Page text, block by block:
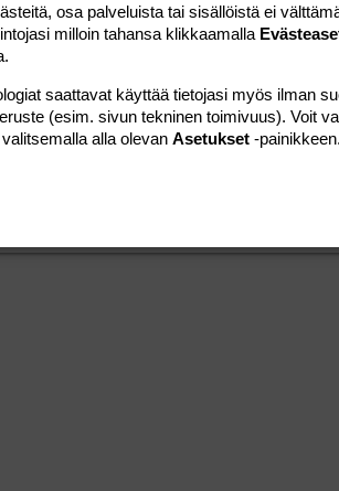
lista
lista
sisennystä
vasemmalle
oikealle
1
2
koodispoiler
line
osa palveluista tai sisällöistä ei
milloin tahansa klikkaamalla
saattavat käyttää tietojasi myös ilman
(esim. sivun tekninen toimivuus). Voit
alla olevan Asetukset -painikkeen.